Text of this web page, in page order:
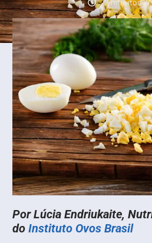
2 minutos
Por Lúcia Endriukaite,
do Instituto Ovos Brasil